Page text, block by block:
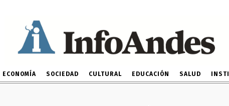
ECONOMÍA SOCIEDAD CULTURAL EDUCACIÓN SALUD